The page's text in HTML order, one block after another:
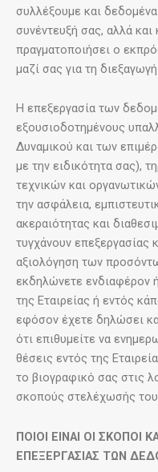
συλλέξουμε και
συνέντευξή σας, αλλά
πραγματοποιήσει ο
μαζί σας για τη
Η επεξεργασία των
εξουσιοδοτημένους
Δυναμικού και των
με την ειδικότητα σας),
τεχνικών και
την ασφάλεια,
ακεραιότητας και
τυγχάνουν επεξεργασίας
αξιολόγηση των
εκδηλώνετε ενδιαφέρον
της Εταιρείας ή εντός
εφόσον έχετε δηλώσει
ότι επιθυμείτε να
θέσεις εντός της
το βιογραφικό σας στις
σκοπούς στελέχωσής
ΠΟΙΟΙ ΕΙΝΑΙ ΟΙ ΣΚΟΠΟΙ
ΕΠΕΞΕΡΓΑΣΙΑΣ ΤΩΝ